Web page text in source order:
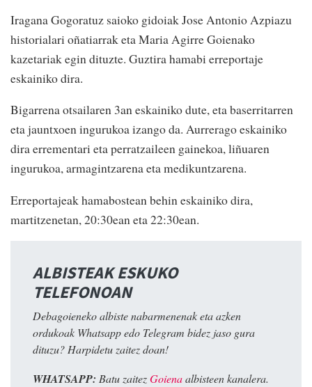
Iragana Gogoratuz saioko gidoiak Jose Antonio Azpiazu
historialari oñatiarrak eta Maria Agirre Goienako
kazetariak egin dituzte. Guztira hamabi erreportaje
eskainiko dira.
Bigarrena otsailaren 3an eskainiko dute, eta baserritarren
eta jauntxoen ingurukoa izango da. Aurrerago eskainiko
dira errementari eta perratzaileen gainekoa, liñuaren
ingurukoa, armagintzarena eta medikuntzarena.
Erreportajeak hamabostean behin eskainiko dira,
martitzenetan, 20:30ean eta 22:30ean.
ALBISTEAK ESKUKO
TELEFONOAN
Debagoieneko albiste nabarmenenak eta azken
ordukoak Whatsapp edo Telegram bidez jaso gura
dituzu? Harpidetu zaitez doan!
WHATSAPP: Batu zaitezGoienaalbisteen kanalera.